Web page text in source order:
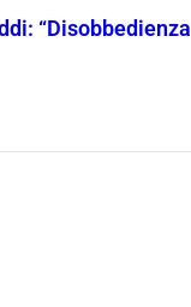
“Disobbedienza